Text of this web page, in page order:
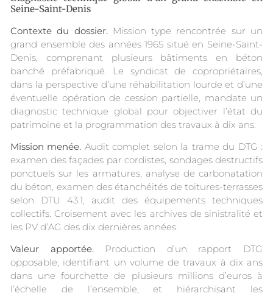
Seine-Saint-Denis
Contexte du dossier. Mission type rencontrée sur un
grand ensemble des années 1965 situé en Seine-Saint-
Denis, comprenant plusieurs bâtiments en béton
banché préfabriqué. Le syndicat de copropriétaires,
dans la perspective d’une réhabilitation lourde et d’une
éventuelle opération de cession partielle, mandate un
diagnostic technique global pour objectiver l’état du
patrimoine et la programmation des travaux à dix ans.
Mission menée. Audit complet selon la trame du DTG :
examen des façades par cordistes, sondages destructifs
ponctuels sur les armatures, analyse de carbonatation
du béton, examen des étanchéités de toitures-terrasses
selon DTU 43.1, audit des équipements techniques
collectifs. Croisement avec les archives de sinistralité et
les PV d’AG des dix dernières années.
Valeur apportée.Production d’un rapport DTG
opposable, identifiant un volume de travaux à dix ans
dans une fourchette de plusieurs millions d’euros à
l’échelle de l’ensemble, et hiérarchisant les